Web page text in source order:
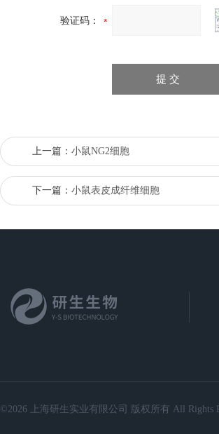
验证码：
上一篇： 小鼠NG2细胞
下一篇： 小鼠表皮成纤维细胞
©2026 上海研生实业有限公司 版权所有 All Rights